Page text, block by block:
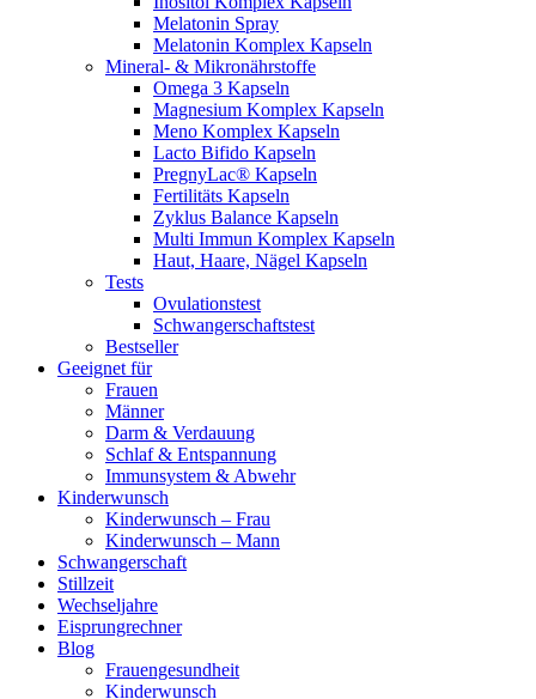
Melatonin Spray
Melatonin Komplex Kapseln
Mineral- & Mikronährstoffe
Omega 3 Kapseln
Magnesium Komplex Kapseln
Meno Komplex Kapseln
Lacto Bifido Kapseln
PregnyLac® Kapseln
Fertilitäts Kapseln
Zyklus Balance Kapseln
Multi Immun Komplex Kapseln
Haut, Haare, Nägel Kapseln
Tests
Ovulationstest
Schwangerschaftstest
Bestseller
Geeignet für
Frauen
Männer
Darm & Verdauung
Schlaf & Entspannung
Immunsystem & Abwehr
Kinderwunsch
Kinderwunsch – Frau
Kinderwunsch – Mann
Schwangerschaft
Stillzeit
Wechseljahre
Eisprungrechner
Blog
Frauengesundheit
Kinderwunsch